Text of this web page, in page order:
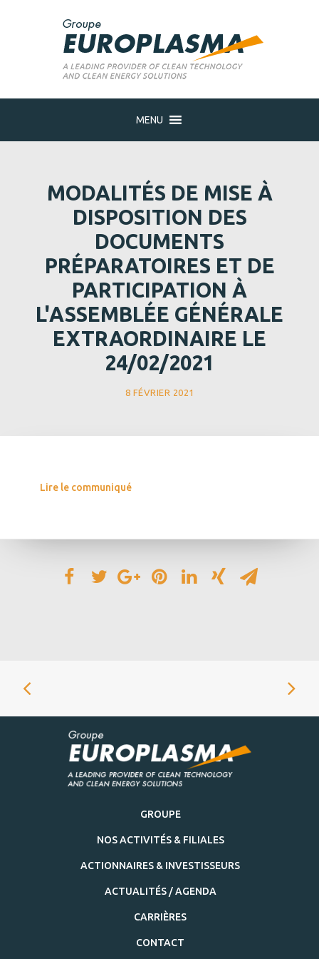
MENU
MODALITÉS DE MISE À
DISPOSITION DES
DOCUMENTS
PRÉPARATOIRES ET DE
PARTICIPATION À
L'ASSEMBLÉE GÉNÉRALE
EXTRAORDINAIRE LE
24/02/2021
8 FÉVRIER 2021
Lire le communiqué
GROUPE
NOS ACTIVITÉS & FILIALES
ACTIONNAIRES & INVESTISSEURS
ACTUALITÉS / AGENDA
CARRIÈRES
CONTACT